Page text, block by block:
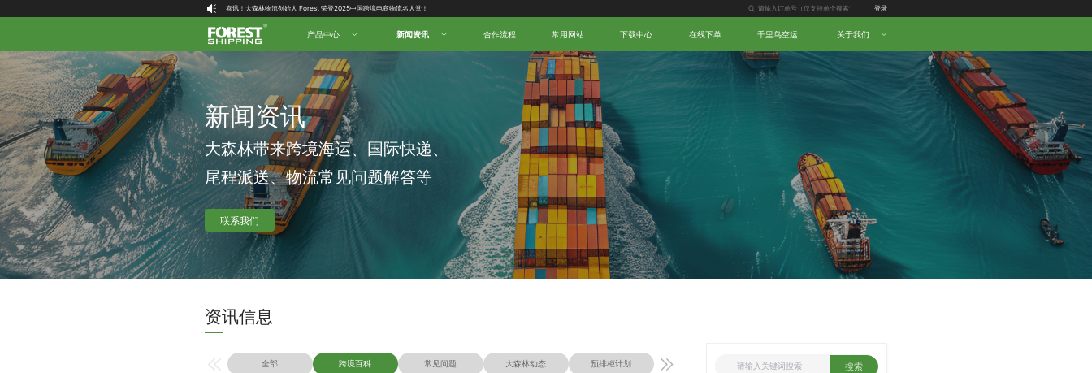
大森林全球物流国内（自营仓）收货地址
大森林16周年庆福利就位，超多好礼等你拿！
登录
产品中心 新闻资讯 合作流程 常用网站 下载中心 在线下单 千里鸟空运 关于我们
新闻资讯
大森林带来跨境海运、国际快递、
尾程派送、物流常见问题解答等
联系我们
资讯信息
全部 跨境百科 常见问题 大森林动态 预排柜计划 搜索